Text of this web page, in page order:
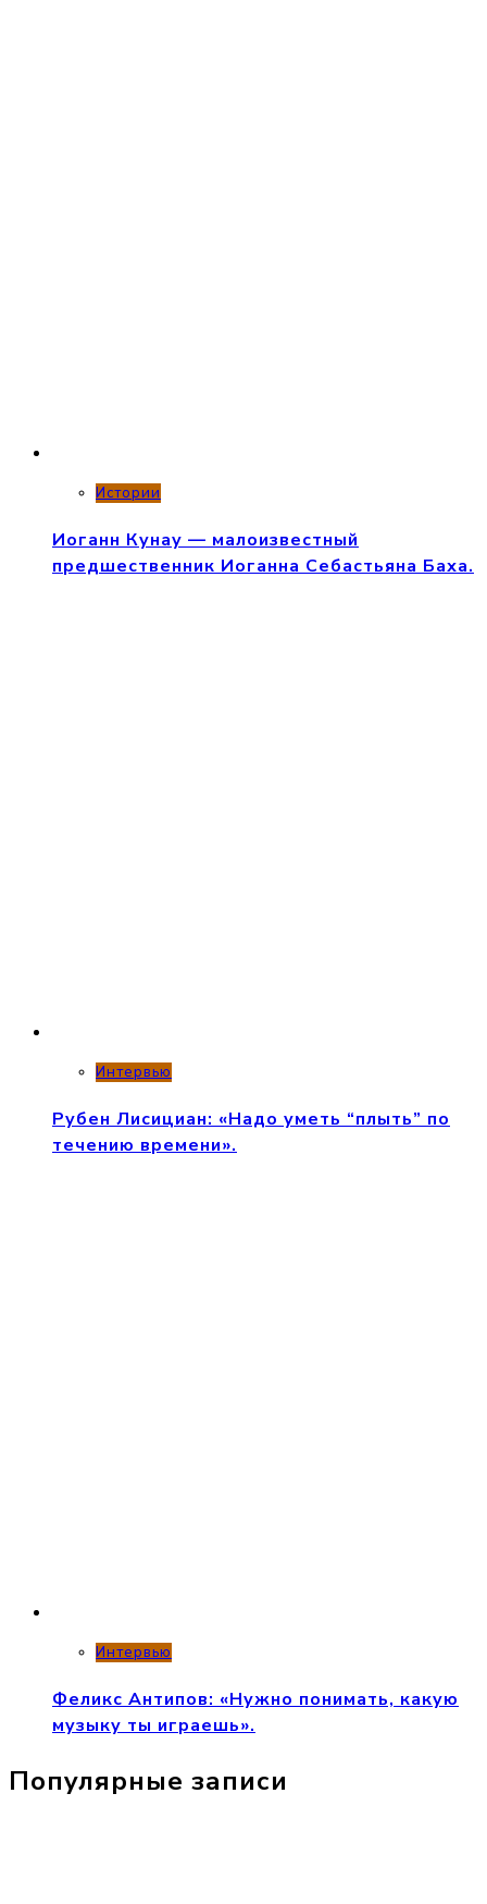
Истории
Иоганн Кунау — малоизвестный
предшественник Иоганна Себастьяна Баха.
Интервью
Рубен Лисициан: «Надо уметь “плыть” по
течению времени».
Интервью
Феликс Антипов: «Нужно понимать, какую
музыку ты играешь».
Популярные записи